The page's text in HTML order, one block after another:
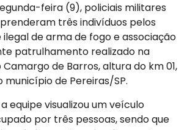
feira (9), policiais militares
três indivíduos pelos
de arma de fogo e associação
patrulhamento realizado na
Camargo de Barros, altura do km 01,
de Pereiras/SP.
equipe visualizou um veículo
por três pessoas, sendo que